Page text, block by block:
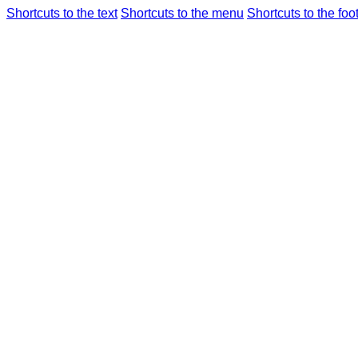
Shortcuts to the text Shortcuts to the menu Shortcuts to the